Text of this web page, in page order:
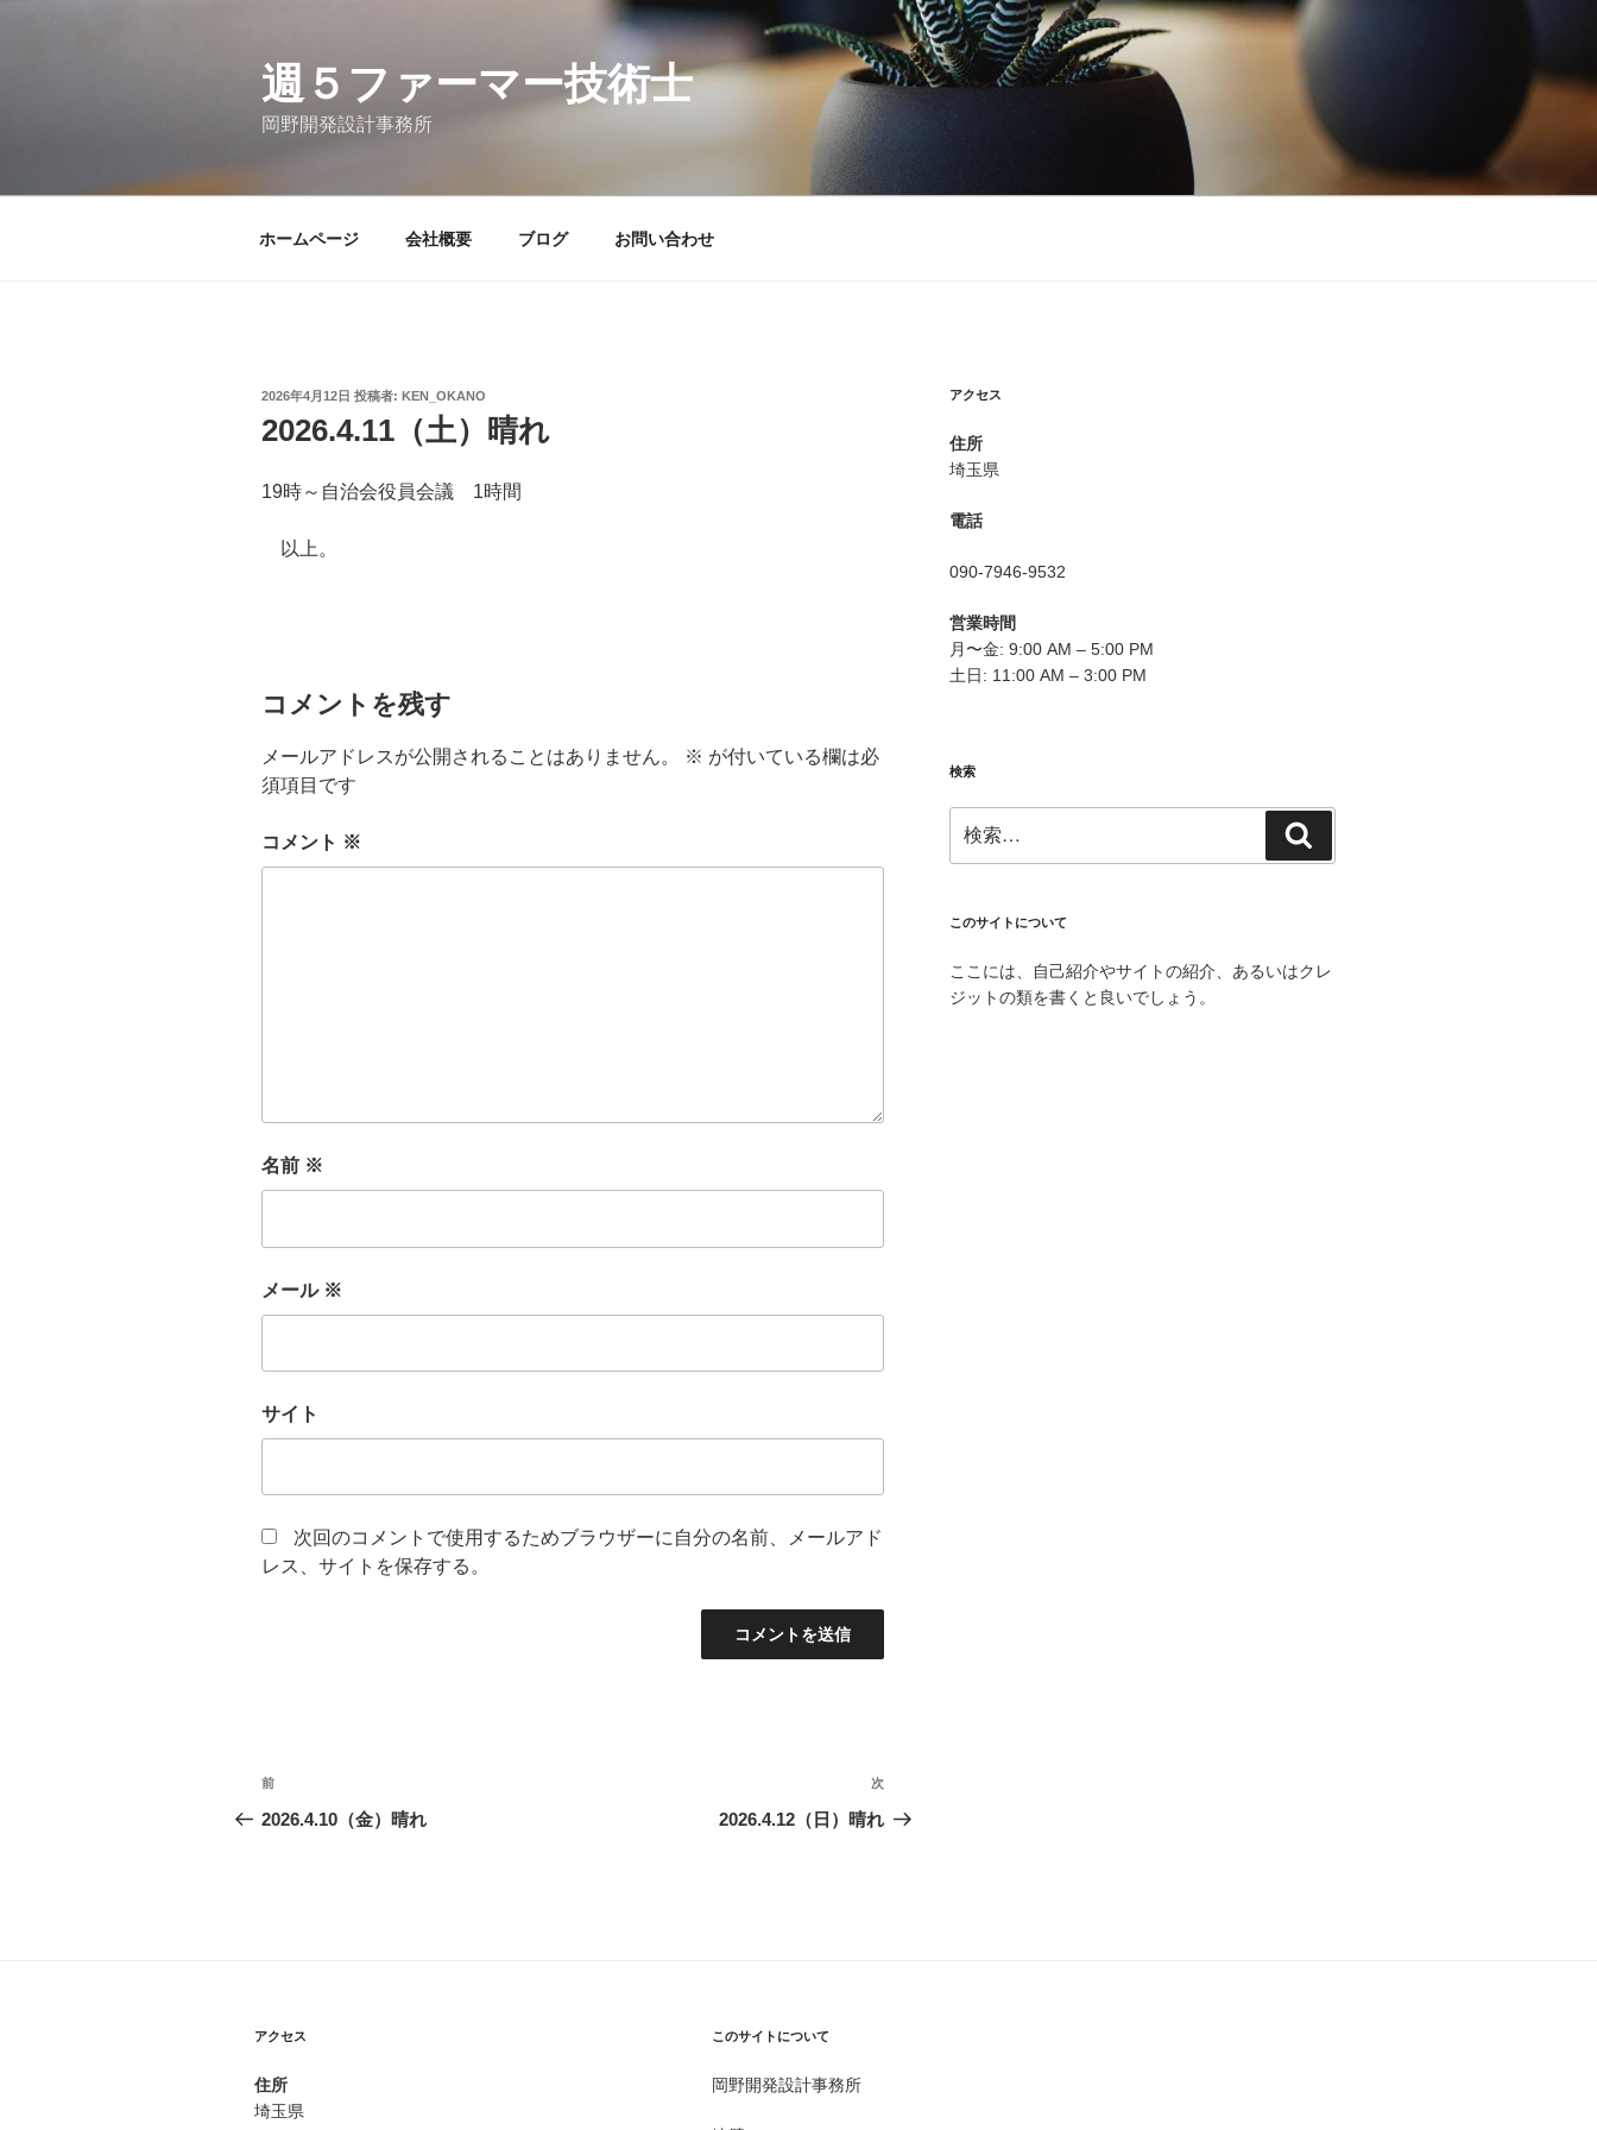
週５ファーマー技術士
岡野開発設計事務所
ホームページ 会社概要 ブログ お問い合わせ
投
日:
2026年4月12日 投稿者: KEN_OKANO
2026.4.11（土）晴れ
19時～自治会役員会議 1時間
以上。
コメントを残す
メールアドレスが公開されることはありません。 ※ が付いている欄は必
須項目です
コメント ※
名前 ※
メール ※
サイト
次回のコメントで使用するためブラウザーに自分の名前、メールアド
レス、サイトを保存する。
投
稿
シ
ョ
ン
前
の
前
2026.4.10（金）晴れ
次
の
次
2026.4.12（日）晴れ
アクセス
住所
埼玉県
電話
090-7946-9532
営業時間
月〜金: 9:00 AM – 5:00 PM
土日: 11:00 AM – 3:00 PM
検索
索:
索
このサイトについて
ここには、自己紹介やサイトの紹介、あるいはクレ
ジットの類を書くと良いでしょう。
アクセス
住所
埼玉県
このサイトについて
岡野開発設計事務所